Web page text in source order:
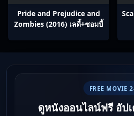
Pride and Prejudice and
Zombies (2016) เลดี้+ซอมบี้
FREE MOVIE
ดูหนังออนไลน์ฟรี อัป